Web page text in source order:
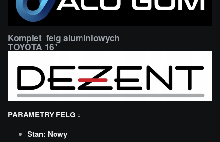
Komplet felg aluminiowych
TOYOTA 16''
PARAMETRY FELG :
Stan: Nowy